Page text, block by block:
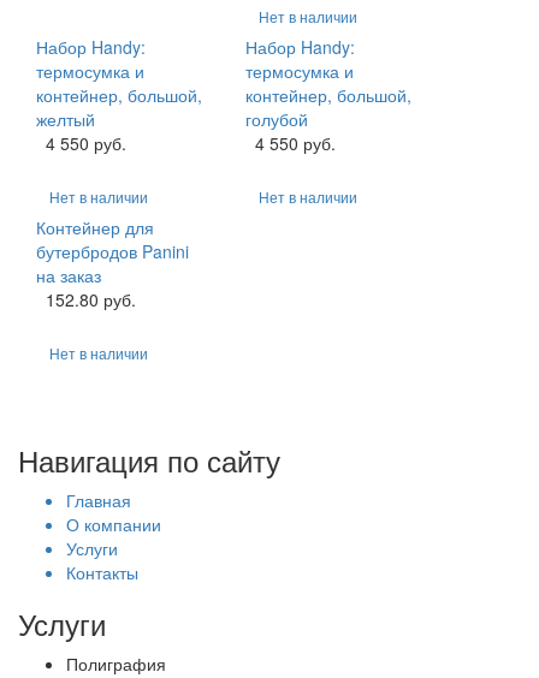
Нет в наличии
Набор Handy:
термосумка и
контейнер, большой,
желтый
4 550 руб.
Нет в наличии
Набор Handy:
термосумка и
контейнер, большой,
голубой
4 550 руб.
Нет в наличии
Контейнер для
бутербродов Panini
на заказ
152.80 руб.
Нет в наличии
Навигация по сайту
Главная
О компании
Услуги
Контакты
Услуги
Полиграфия